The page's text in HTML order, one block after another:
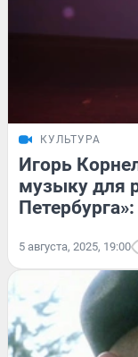
КУЛЬТУРА
Игорь
музыку для
5 августа, 2025, 19:00